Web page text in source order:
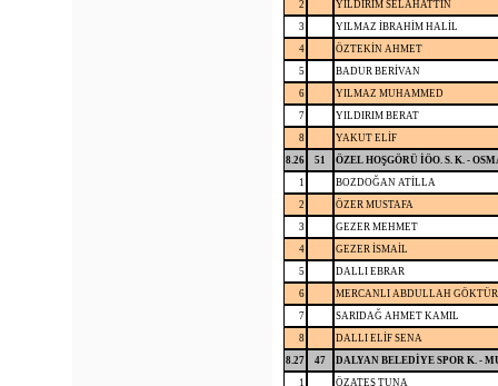
2
YILDIRIM SELAHATTİN
3
YILMAZ İBRAHİM HALİL
4
ÖZTEKİN AHMET
5
BADUR BERİVAN
6
YILMAZ MUHAMMED
7
YILDIRIM BERAT
8
YAKUT ELİF
8.26
51
ÖZEL HOŞGÖRÜ İÖO. S. K. -
1
BOZDOĞAN ATİLLA
2
ÖZER MUSTAFA
3
GEZER MEHMET
4
GEZER İSMAİL
5
DALLI EBRAR
6
MERCANLI ABDULLAH
7
SARIDAĞ AHMET KAMIL
8
DALLI ELİF SENA
8.27
47
DALYAN BELEDİYE SPOR K. -
1
ÖZATEŞ TUNA